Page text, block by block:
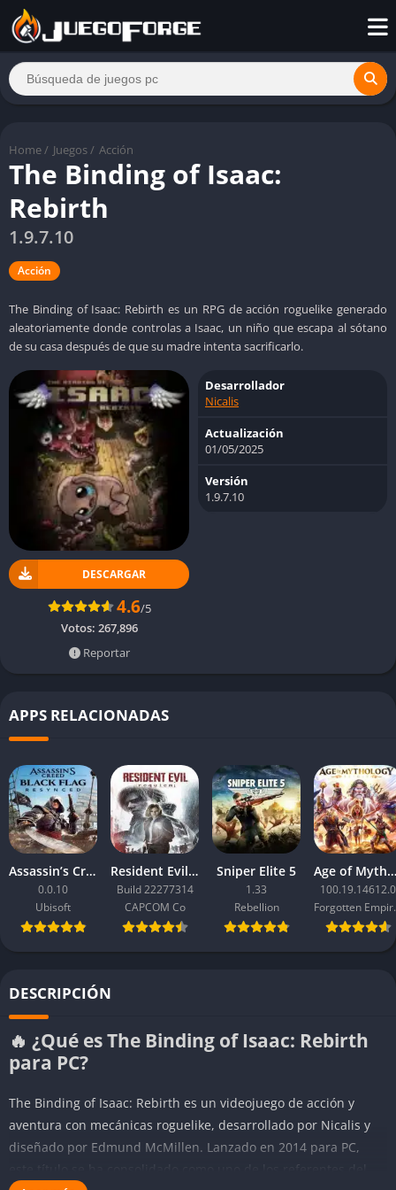
Home / Juegos / Acción
The Binding of Isaac:
Rebirth
1.9.7.10
Acción
The Binding of Isaac: Rebirth es un RPG de acción roguelike generado
aleatoriamente donde controlas a Isaac, un niño que escapa al sótano
de su casa después de que su madre intenta sacrificarlo.
DESCARGAR
4.6/5
Votos: 267,896
Reportar
Desarrollador
Nicalis
Actualización
01/05/2025
Versión
1.9.7.10
APPS RELACIONADAS
Assassin’s Creed Black Flag Resynced
0.0.10
Ubisoft
Resident Evil Requiem
Build 22277314
CAPCOM Co
Sniper Elite 5
1.33
Rebellion
Age of Mythology: Retold
100.19.14612.0
DESCRIPCIÓN
🔥 ¿Qué es The Binding of Isaac: Rebirth
para PC?
The Binding of Isaac: Rebirth es un videojuego de acción y
aventura con mecánicas roguelike, desarrollado por Nicalis y
diseñado por Edmund McMillen. Lanzado en 2014 para PC,
este título se ha consolidado como uno de los referentes del